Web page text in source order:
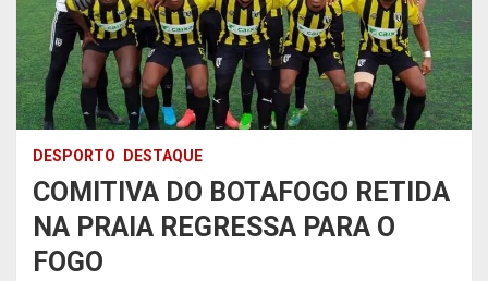
DESPORTO DESTAQUE
COMITIVA DO BOTAFOGO RETIDA
NA PRAIA REGRESSA PARA O
FOGO